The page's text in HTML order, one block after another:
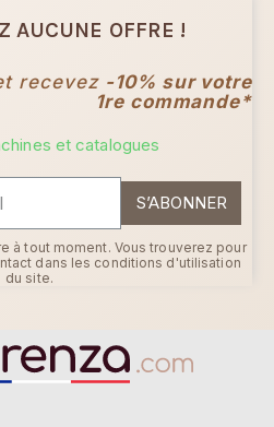
AUCUNE OFFRE !
recevez -10% sur votre
1re commande*
et catalogues
S’ABONNER
à tout moment. Vous trouverez pour
dans les conditions d'utilisation
du site.